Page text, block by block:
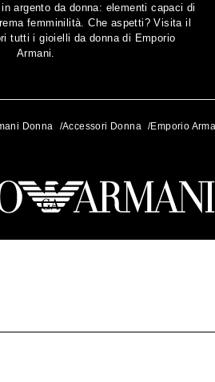
argento da donna: elementi capaci di
femminilità. Che aspetti? Visita il
tutti i gioielli da donna di Emporio
Armani.
Donna /Accessori Donna /Emporio